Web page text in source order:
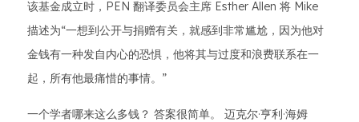
该基金成立时，PEN 翻译委员会主席 Esther Allen 将 Mike
描述为“一想到公开与捐赠有关，就感到非常尴尬，因为他对
金钱有一种发自内心的恐惧，他将其与过度和浪费联系在一
起，所有他最痛惜的事情。”
一个学者哪来这么多钱？ 答案很简单。 迈克尔·亨利·海姆